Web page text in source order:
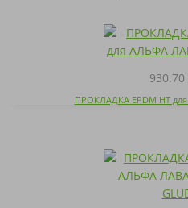
930.70
ПРОКЛАДКА EPDM HT